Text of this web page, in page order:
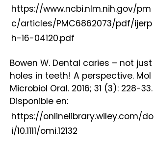
https://www.ncbi.nlm.nih.gov/pm
c/articles/PMC6862073/pdf/ijerp
h-16-04120.pdf
Bowen W. Dental caries – not just
holes in teeth! A perspective. Mol
Microbiol Oral. 2016; 31 (3): 228-33.
Disponible en:
https://onlinelibrary.wiley.com/do
i/10.1111/omi.12132